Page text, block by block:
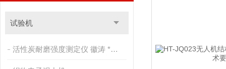
试验机
活性炭耐磨强度测定仪 徽涛 *售后